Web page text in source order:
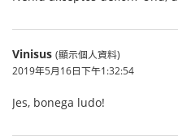
Vinisus (顯示個人資料)
2019年5月16日下午1:32:54
Jes, bonega ludo!